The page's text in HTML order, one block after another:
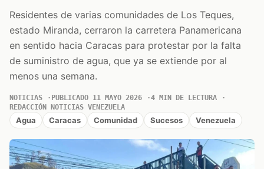
Residentes de varias comunidades de Los Teques,
estado Miranda, cerraron la carretera Panamericana
en sentido hacia Caracas para protestar por la falta
de suministro de agua, que ya se extiende por al
menos una semana.
NOTICIAS PUBLICADO 11 MAYO 2026
4 MIN DE LECTURA
REDACCIÓN NOTICIAS VENEZUELA
Agua Caracas Comunidad Sucesos Venezuela